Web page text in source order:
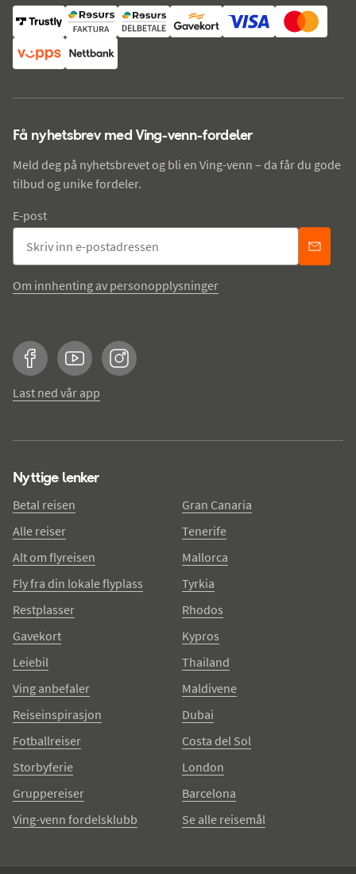
Få nyhetsbrev med Ving-venn-fordeler
Meld deg på nyhetsbrevet og bli en Ving-venn – da får du gode
tilbud og unike fordeler.
E-post
Om innhenting av personopplysninger
FacebookYouTubeInstagram
Last ned vår app
Nyttige lenker
Betal reisen
Alle reiser
Alt om flyreisen
Fly fra din lokale flyplass
Restplasser
Gavekort
Leiebil
Ving anbefaler
Reiseinspirasjon
Fotballreiser
Storbyferie
Gruppereiser
Ving-venn fordelsklubb
Gran Canaria
Tenerife
Mallorca
Tyrkia
Rhodos
Kypros
Thailand
Maldivene
Dubai
Costa del Sol
London
Barcelona
Se alle reisemål